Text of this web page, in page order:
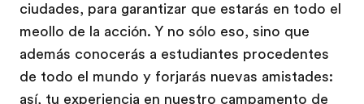
ciudades, para garantizar que estarás en todo el
meollo de la acción. Y no sólo eso, sino que
además conocerás a estudiantes procedentes
de todo el mundo y forjarás nuevas amistades:
así, tu experiencia en nuestro campamento de